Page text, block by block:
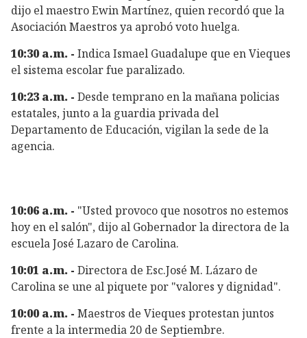
dijo el maestro Ewin Martínez, quien recordó que la
Asociación Maestros ya aprobó voto huelga.
10:30 a.m. - Indica Ismael Guadalupe que en Vieques
el sistema escolar fue paralizado.
10:23 a.m. - Desde temprano en la mañana policias
estatales, junto a la guardia privada del
Departamento de Educación, vigilan la sede de la
agencia.
10:06 a.m. - "Usted provoco que nosotros no estemos
hoy en el salón", dijo al Gobernador la directora de la
escuela José Lazaro de Carolina.
10:01 a.m. - Directora de Esc.José M. Lázaro de
Carolina se une al piquete por "valores y dignidad".
10:00 a.m. - Maestros de Vieques protestan juntos
frente a la intermedia 20 de Septiembre.